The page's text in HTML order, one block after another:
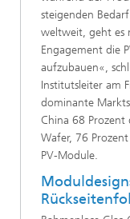
steigenden
weltweit, geht es
Engagement die
aufzubauen«,
Institutsleiter am
dominante
China 68 Prozent
Wafer, 76
PV-Module.